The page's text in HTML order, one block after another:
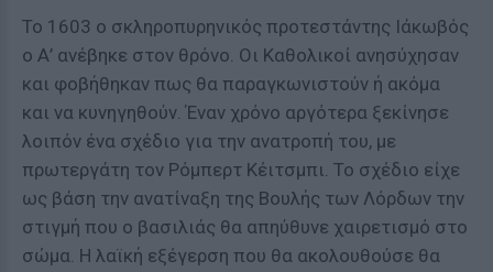
Το 1603 ο σκληροπυρηνικός προτεστάντης Ιάκωβός
ο Α’ ανέβηκε στον θρόνο. Οι Καθολικοί ανησύχησαν
και φοβήθηκαν πως θα παραγκωνιστούν ή ακόμα
και να κυνηγηθούν. Έναν χρόνο αργότερα ξεκίνησε
λοιπόν ένα σχέδιο για την ανατροπή του, με
πρωτεργάτη τον Ρόμπερτ Κέιτσμπι. Το σχέδιο είχε
ως βάση την ανατίναξη της Βουλής των Λόρδων την
στιγμή που ο βασιλιάς θα απηύθυνε χαιρετισμό στο
σώμα. Η λαϊκή εξέγερση που θα ακολουθούσε θα